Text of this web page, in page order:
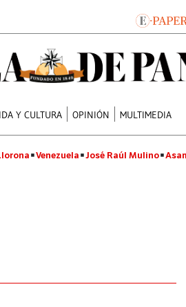
Y CULTURA OPINIÓN MULTIMEDIA
Venezuela José Raúl Mulino